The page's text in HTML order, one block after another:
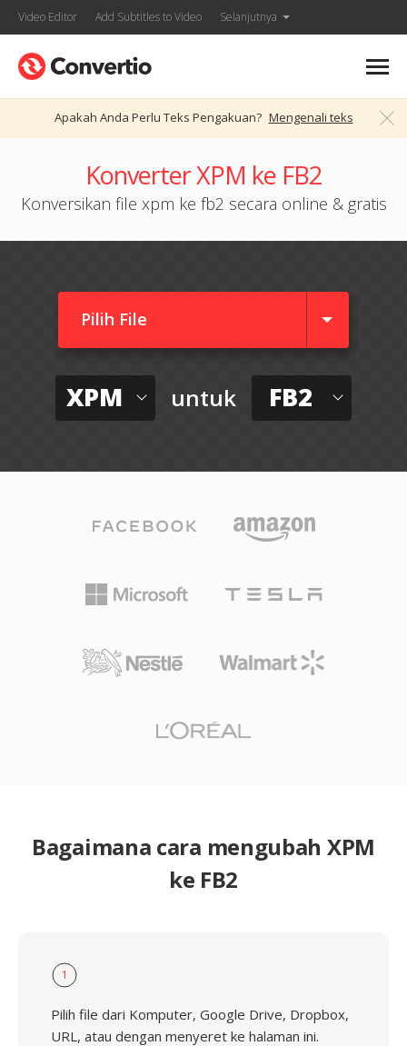
Video Editor Add Subtitles to Video Selanjutnya
Apakah Anda Perlu Teks Pengakuan? Mengenali teks
Konverter XPM ke FB2
Konversikan file xpm ke fb2 secara online & gratis
Pilih File
XPM untuk FB2
Bagaimana cara mengubah XPM
ke FB2
1
Pilih file dari Komputer, Google Drive, Dropbox,
URL, atau dengan menyeret ke halaman ini.